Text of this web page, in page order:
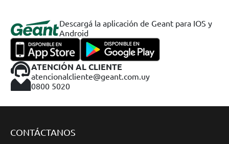
Descargá la aplicación de Geant para IOS y
Android
ATENCIÓN AL CLIENTE
atencionalcliente@geant.com.uy
0800 5020
CONTÁCTANOS